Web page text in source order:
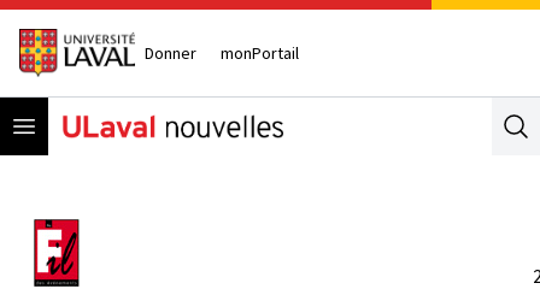
Donner monPortail
Open menu